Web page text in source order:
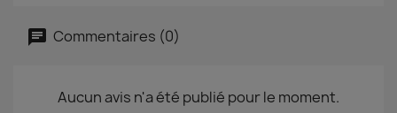
Commentaires (0)
Aucun avis n'a été publié pour le moment.